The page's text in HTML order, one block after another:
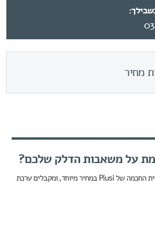
מחיר
על משאבות הדלק שלכם?
רוכשים את מערכת הבקרה החשמלית החכמה של Piusi במחיר מיוחד, ומקבלים ערכת